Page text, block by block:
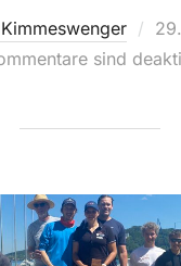
am
sind